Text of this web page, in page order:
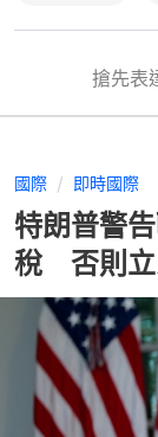
搶先表
國際 即時國際
特朗普警
稅 否則立